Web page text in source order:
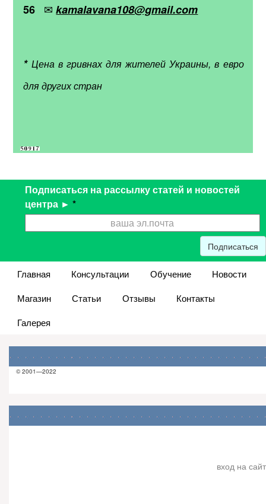
56
✉kamalavana108@gmail.com
*Цена в гривнах для жителей Украины, в евро
для других стран
Подписаться на рассылку статей и новостей
центра ► *
Подписаться
Главная Консультации Обучение
Новости
Магазин
Статьи Отзывы
Контакты
Галерея
© 2001—2022
вход на сайт